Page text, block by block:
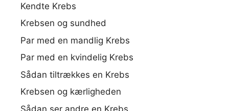
Kendte Krebs
Krebsen og sundhed
Par med en mandlig Krebs
Par med en kvindelig Krebs
Sådan tiltrækkes en Krebs
Krebsen og kærligheden
Sådan ser andre en Krebs